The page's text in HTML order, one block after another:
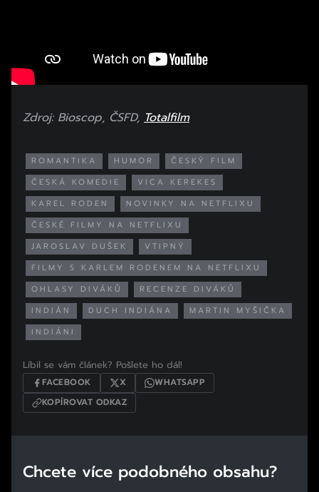
Zdroj: Bioscop, ČSFD, Totalfilm
ROMANTIKA HUMOR
ČESKÝ FILM
ČESKÁ KOMEDIE
VICA KEREKES
KAREL RODEN
NOVINKY NA NETFLIXU
ČESKÉ FILMY NA NETFLIXU
JAROSLAV DUŠEK
VTIPNÝ
FILMY S KARLEM RODENEM NA NETFLIXU
OHLASY DIVÁKŮ
RECENZE DIVÁKŮ
INDIÁN
DUCH INDIÁNA
MARTIN MYŠIČKA
INDIÁNI
Líbil se vám článek? Pošlete ho dál!
FACEBOOK X
WHATSAPP
KOPÍROVAT ODKAZ
Chcete více podobného obsahu?